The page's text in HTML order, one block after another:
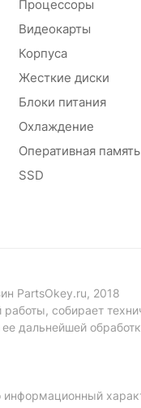
Процессоры
Видеокарты
Корпуса
Жесткие диски
Блоки питания
Охлаждение
Оперативная память
SSD
PartsOkey.ru, 2018
собирает
дальнейшей
информационный